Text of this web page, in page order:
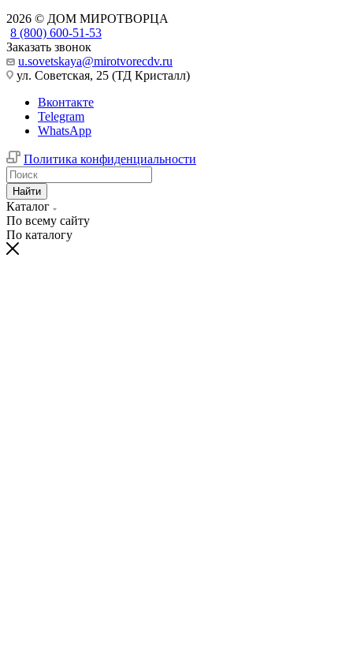
2026 © ДОМ МИРОТВОРЦА
8 (800) 600-51-53
Заказать звонок
u.sovetskaya@mirotvorecdv.ru
ул. Советская, 25 (ТД Кристалл)
Вконтакте
Telegram
WhatsApp
Политика конфиденциальности
Найти
Каталог
По всему сайту
По каталогу